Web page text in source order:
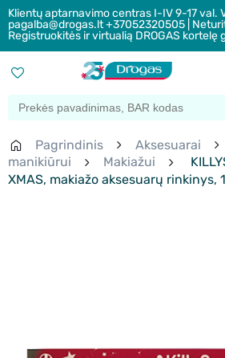
Klientų aptarnavimo centras I-IV 9-17 val.
pagalba@drogas.lt +37052320505 |
Registruokitės ir virtualią DROGAS kortelę
Pagrindinis Aksesuarai
manikiūrui
Makiažui
XMAS, makiažo aksesuarų rinkinys,